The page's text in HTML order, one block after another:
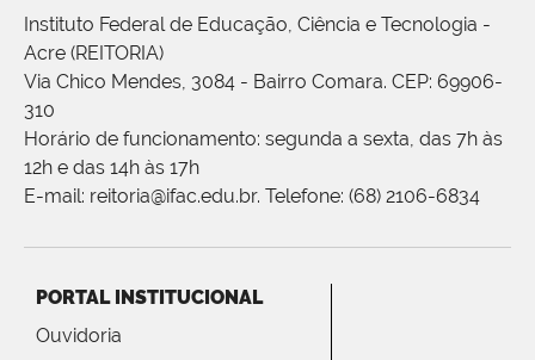
Instituto Federal de Educação, Ciência e Tecnologia -
Acre (REITORIA)
Via Chico Mendes, 3084 - Bairro Comara. CEP: 69906-
310
Horário de funcionamento: segunda a sexta, das 7h às
12h e das 14h às 17h
E-mail: reitoria@ifac.edu.br. Telefone: (68) 2106-6834
PORTAL INSTITUCIONAL
Ouvidoria